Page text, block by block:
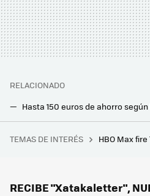
RELACIONADO
TEMAS DE INTERÉS HBO Max fire
RECIBE "Xatakaletter",